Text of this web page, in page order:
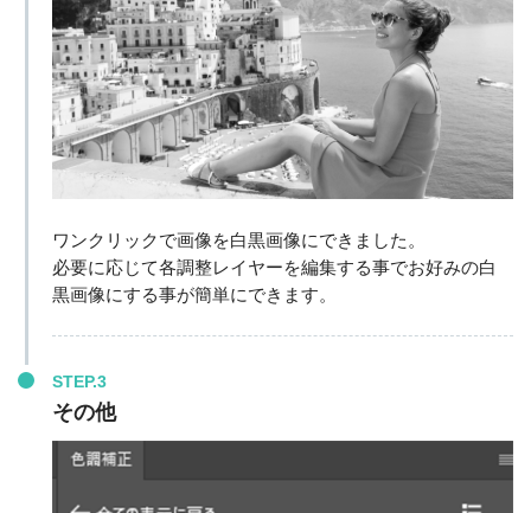
ワンクリックで画像を白黒画像にできました。
必要に応じて各調整レイヤーを編集する事でお好みの白
黒画像にする事が簡単にできます。
STEP.3
その他